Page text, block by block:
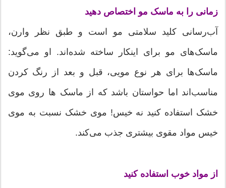
زمانی را به ماسک مو اختصاص دهید
آب‌رسانی کلید سلامتی مو است و طبق نظر وارن،
ماسک‌های مو برای اینکار ساخته‌ شده‌اند. او می‌گوید:
ماسک‌ها برای هر نوع مویی، قبل و بعد از رنگ کردن
مناسب‌اند اما حواستان باشد که از ماسک‌ ها روی موی
خشک استفاده کنید نه خیس! موی خشک نسبت به موی
خیس مواد مقوی بیشتری جذب می‌کند.
از مواد خوب استفاده کنید